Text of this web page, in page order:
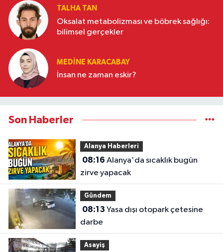
TALHA TAN
Oksalat metabolizması ve böbrek sağlığı:
bilimsel gerçekler
MEDINE KARACABAY
İnsan ne zaman eskir?
Son Haberler
Alanya Haberleri
08:16
zirve yapacak
Gündem
08:13
darbe
Asayiş